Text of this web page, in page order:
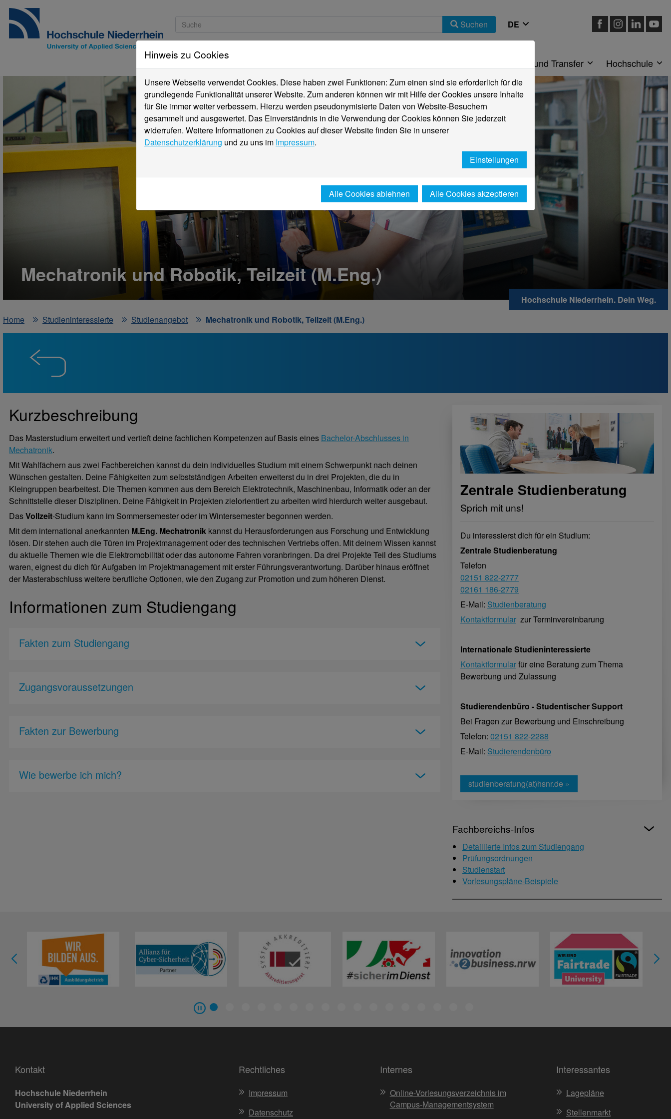
Suchen
Studieninteressierte Forschung und Transfer Hochschule
Mechatronik und Robotik, Teilzeit (M.Eng.)
Hochschule Niederrhein. Dein Weg.
Home
Studieninteressierte Studienangebot Mechatronik und Robotik, Teilzeit (M.Eng.)
Kurzbeschreibung
Das Masterstudium erweitert und vertieft deine fachlichen Kompetenzen auf Basis eines Bachelor-Abschlusses in
Mechatronik.
Mit Wahlfächern aus zwei Fachbereichen kannst du dein individuelles Studium mit einem Schwerpunkt nach deinen
Wünschen gestalten. Deine Fähigkeiten zum selbstständigen Arbeiten erweiterst du in drei Projekten, die du in
Kleingruppen bearbeitest. Die Themen kommen aus dem Bereich Elektrotechnik, Maschinenbau, Informatik oder an der
Schnittstelle dieser Disziplinen. Deine Fähigkeit in Projekten zielorientiert zu arbeiten wird hierdurch weiter ausgebaut.
DasVollzeit-Studium kann im Sommersemester oder im Wintersemester begonnen werden.
Mit dem international anerkannten M.Eng. Mechatronik kannst du Herausforderungen aus Forschung und Entwicklung
lösen. Dir stehen auch die Türen im Projektmanagement oder des technischen Vertriebs offen. Mit deinem Wissen kannst
du aktuelle Themen wie die Elektromobilität oder das autonome Fahren voranbringen. Da drei Projekte Teil des Studiums
waren, eignest du dich für Aufgaben im Projektmanagement mit erster Führungsverantwortung. Darüber hinaus eröffnet
der Masterabschluss weitere berufliche Optionen, wie den Zugang zur Promotion und zum höheren Dienst.
Informationen zum Studiengang
Fakten zum Studiengang
Zugangsvoraussetzungen
Fakten zur Bewerbung
Wie bewerbe ich mich?
Zentrale Studienberatung
Sprich mit uns!
Du interessierst dich für ein Studium:
Zentrale Studienberatung
Telefon
02151 822-2777
02161 186-2779
E-Mail: Studienberatung
Kontaktformular zur Terminvereinbarung
Internationale Studieninteressierte
Kontaktformularfür eine Beratung zum Thema
Bewerbung und Zulassung
Studierendenbüro - Studentischer Support
Bei Fragen zur Bewerbung und Einschreibung
Telefon: 02151 822-2288
E-Mail: Studierendenbüro
studienberatung(at)hsnr.de »
Fachbereichs-Infos
Detaillierte Infos zum Studiengang
Prüfungsordnungen
Studienstart
Vorlesungspläne-Beispiele
Kontakt
Hochschule Niederrhein
University of Applied Sciences
Rechtliches
Impressum
Datenschutz
Internes
Online-Vorlesungsverzeichnis im
Campus-Managementsystem
Interessantes
Lagepläne
Stellenmarkt
Hinweis zu Cookies
Unsere Webseite verwendet Cookies. Diese haben zwei Funktionen: Zum einen sind sie erforderlich für die
grundlegende Funktionalität unserer Website. Zum anderen können wir mit Hilfe der Cookies unsere Inhalte
für Sie immer weiter verbessern. Hierzu werden pseudonymisierte Daten von Website-Besuchern
gesammelt und ausgewertet. Das Einverständnis in die Verwendung der Cookies können Sie jederzeit
widerrufen. Weitere Informationen zu Cookies auf dieser Website finden Sie in unserer
Datenschutzerklärung und zu uns im Impressum.
Einstellungen
Alle Cookies ablehnen Alle Cookies akzeptieren